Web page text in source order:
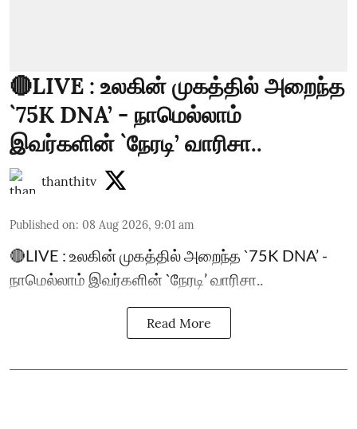
🔴LIVE : உலகின் முகத்தில் அறைந்த
`75K DNA’ - நாமெல்லாம்
இவர்களின் `நேரடி’ வாரிசா..
thanthitv
Published on: 08 Aug 2026, 9:01 am
🔴LIVE : உலகின் முகத்தில் அறைந்த `75K DNA’ -
நாமெல்லாம் இவர்களின் `நேரடி’ வாரிசா..
Read More